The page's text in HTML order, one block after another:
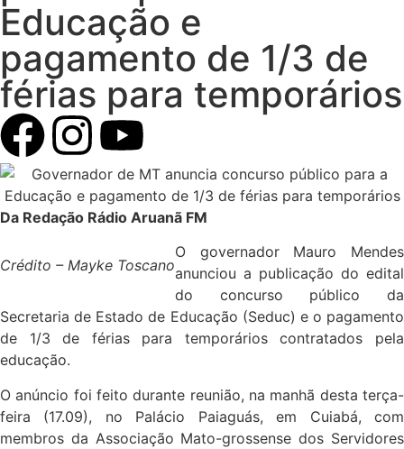
Educação e
pagamento de 1/3 de
férias para temporários
Da Redação Rádio Aruanã FM
Crédito – Mayke Toscano
O governador Mauro Mendes
anunciou a publicação do edital
do concurso público da
Secretaria de Estado de Educação (Seduc) e o pagamento
de 1/3 de férias para temporários contratados pela
educação.
O anúncio foi feito durante reunião, na manhã desta terça-
feira (17.09), no Palácio Paiaguás, em Cuiabá, com
membros da Associação Mato-grossense dos Servidores